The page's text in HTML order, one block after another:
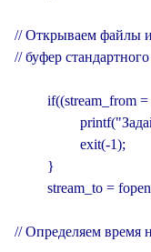
// Открываем файлы
// буфер
                  exit(-1);
         }
stream_to =
// Определяем время